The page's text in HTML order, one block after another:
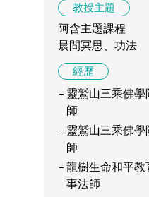
教授主題
阿含主題課程
晨間冥思、功法
經歷
靈鷲山三乘佛
師
靈鷲山三乘佛
師
龍樹生命和平
事法師